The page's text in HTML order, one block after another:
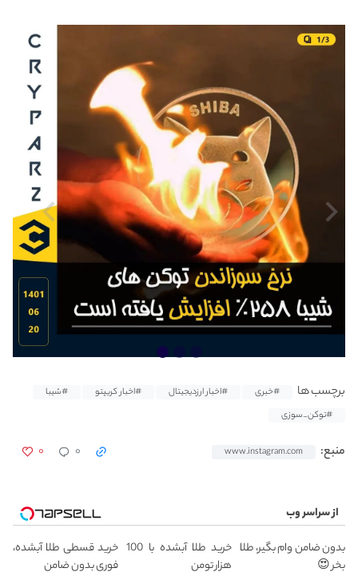
برچسب ها #خبری #اخبار ارزدیجیتال #اخبار کریپتو
#شیبا
#توکن_سوزی
منبع: www.instagram.com ۰ ۰
از سراسر وب
بدون ضامن وام بگیر، طلا
بخر 😍
خرید طلا آبشده با 100
هزار تومن
خرید قسطی طلا آبشده،
فوری بدون ضامن